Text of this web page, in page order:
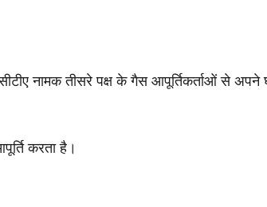
नामक तीसरे पक्ष के गैस आपूर्तिकर्ताओं से
करता है।